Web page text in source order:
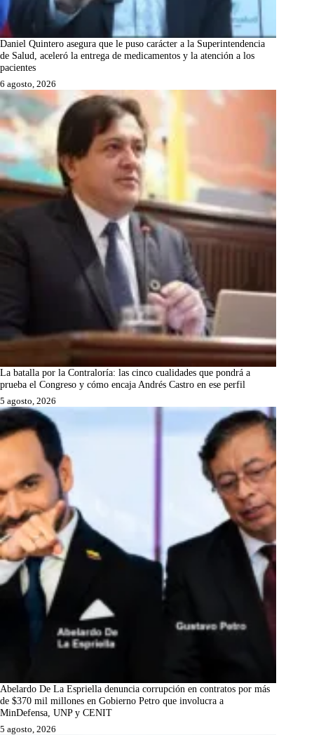
Daniel Quintero asegura que le puso carácter a la Superintendencia
de Salud, aceleró la entrega de medicamentos y la atención a los
pacientes
6 agosto, 2026
La batalla por la Contraloría: las cinco cualidades que pondrá a
prueba el Congreso y cómo encaja Andrés Castro en ese perfil
5 agosto, 2026
Abelardo De La Espriella denuncia corrupción en contratos por más
de $370 mil millones en Gobierno Petro que involucra a
MinDefensa, UNP y CENIT
5 agosto, 2026